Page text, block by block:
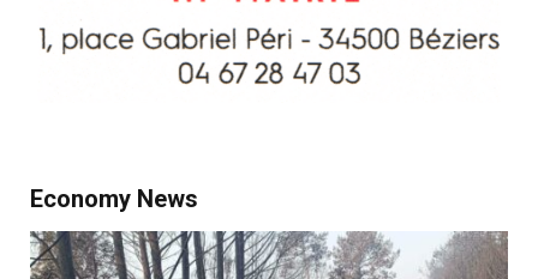
Economy News